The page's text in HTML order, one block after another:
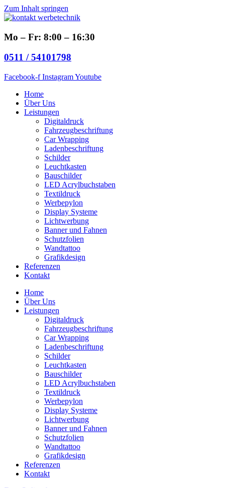
Zum Inhalt springen
Mo – Fr: 8:00 – 16:30
0511 / 54101798
Facebook-f InstagramYoutube
Home
Über Uns
Leistungen
Digitaldruck
Fahrzeugbeschriftung
Car Wrapping
Ladenbeschriftung
Schilder
Leuchtkasten
Bauschilder
LED Acrylbuchstaben
Textildruck
Werbepylon
Display Systeme
Lichtwerbung
Banner und Fahnen
Schutzfolien
Wandtattoo
Grafikdesign
Referenzen
Kontakt
Home
Über Uns
Leistungen
Digitaldruck
Fahrzeugbeschriftung
Car Wrapping
Ladenbeschriftung
Schilder
Leuchtkasten
Bauschilder
LED Acrylbuchstaben
Textildruck
Werbepylon
Display Systeme
Lichtwerbung
Banner und Fahnen
Schutzfolien
Wandtattoo
Grafikdesign
Referenzen
Kontakt